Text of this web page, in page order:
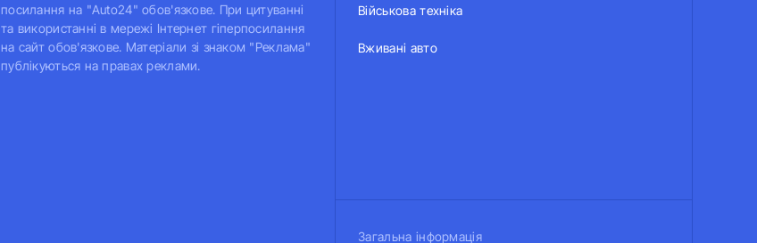
посилання на "Auto24" обов'язкове. При цитуванні
та використанні в мережі Інтернет гіперпосилання
на сайт обов'язкове. Матеріали зі знаком "Реклама"
публікуються на правах реклами.
Військова техніка
Вживані авто
Загальна інформація